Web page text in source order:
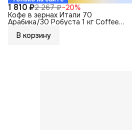
1 810 ₽2 267 ₽−20%
Кофе в зернах Итали 70
Арабика/30 Робуста 1 кг Coffee
В корзину